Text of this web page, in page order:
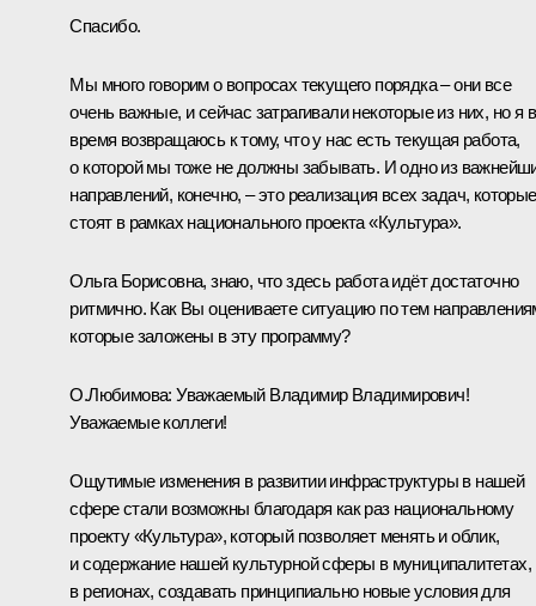
Спасибо.
Мы много говорим о вопросах текущего порядка – они все
очень важные, и сейчас затрагивали некоторые из них, но я
время возвращаюсь к тому, что у нас есть текущая работа,
о которой мы тоже не должны забывать. И одно из
направлений, конечно, – это реализация всех задач, которые
стоят в рамках национального проекта «Культура».
Ольга Борисовна, знаю, что здесь работа идёт достаточно
ритмично. Как Вы оцениваете ситуацию по тем
которые заложены в эту программу?
О.Любимова: Уважаемый Владимир Владимирович!
Уважаемые коллеги!
Ощутимые изменения в развитии инфраструктуры в нашей
сфере стали возможны благодаря как раз национальному
проекту «Культура», который позволяет менять и облик,
и содержание нашей культурной сферы в муниципалитетах,
в регионах, создавать принципиально новые условия для